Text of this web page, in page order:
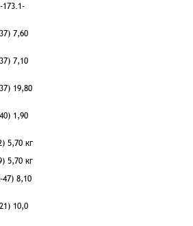
173.1-
7,60
7,10
19,80
1,90
5,70 кг
5,70 кг
47) 8,10
10,0